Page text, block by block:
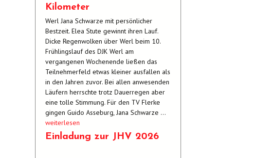
Kilometer
Werl Jana Schwarze mit persönlicher
Bestzeit. Elea Stute gewinnt ihren Lauf.
Dicke Regenwolken über Werl beim 10.
Frühlingslauf des DJK Werl am
vergangenen Wochenende ließen das
Teilnehmerfeld etwas kleiner ausfallen als
in den Jahren zuvor. Bei allen anwesenden
Läufern herrschte trotz Dauerregen aber
eine tolle Stimmung. Für den TV Flerke
gingen Guido Asseburg, Jana Schwarze …
„Asseburg
trotzt
weiterlesen
Einladung zur JHV 2026